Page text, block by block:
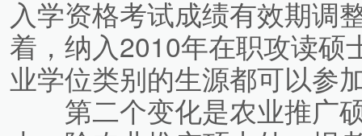
入学资格考试成绩有效期调
着，纳入2010年在职攻读硕
业学位类别的生源都可以参
第二个变化是农业推广